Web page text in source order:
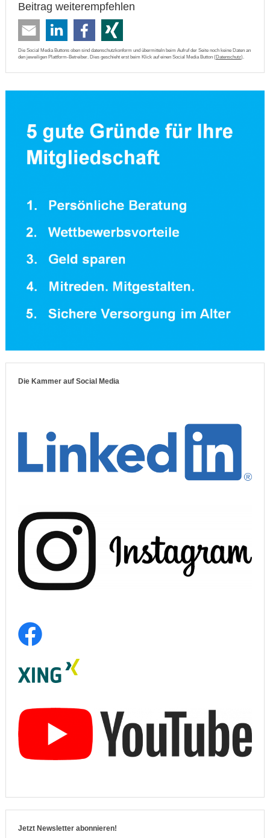
Beitrag weiterempfehlen
Die Social Media Buttons oben sind datenschutzkonform und übermitteln beim Aufruf der Seite noch keine Daten an
den jeweiligen Plattform-Betreiber. Dies geschieht erst beim Klick auf einen Social Media Button (Datenschutz).
Die Kammer auf Social Media
Jetzt Newsletter abonnieren!